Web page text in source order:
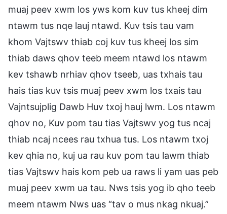
muaj peev xwm los yws kom kuv tus kheej dim
ntawm tus nqe lauj ntawd. Kuv tsis tau vam
khom Vajtswv thiab coj kuv tus kheej los sim
thiab daws qhov teeb meem ntawd los ntawm
kev tshawb nrhiav qhov tseeb, uas txhais tau
hais tias kuv tsis muaj peev xwm los txais tau
Vajntsujplig Dawb Huv txoj hauj lwm. Los ntawm
qhov no, Kuv pom tau tias Vajtswv yog tus ncaj
thiab ncaj ncees rau txhua tus. Los ntawm txoj
kev qhia no, kuj ua rau kuv pom tau lawm thiab
tias Vajtswv hais kom peb ua raws li yam uas peb
muaj peev xwm ua tau. Nws tsis yog ib qho teeb
meem ntawm Nws uas “tav o mus nkag nkuaj.”